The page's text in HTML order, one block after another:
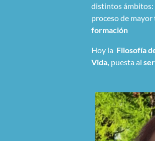
distintos ámbitos:
proceso de mayor
formación
Hoy la Filosofía
Vida, puesta al